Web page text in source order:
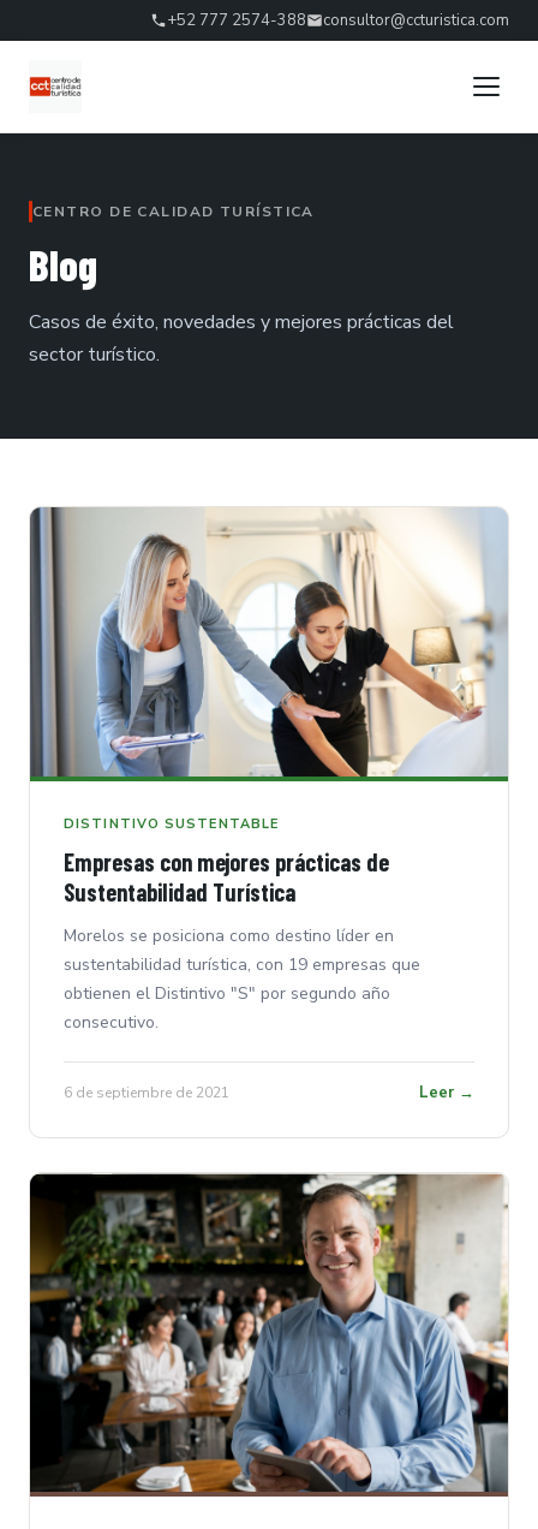
+52 777 2574-388 consultor@ccturistica.com
CENTRO DE CALIDAD TURÍSTICA
Blog
Casos de éxito, novedades y mejores prácticas del
sector turístico.
DISTINTIVO SUSTENTABLE
Empresas con mejores prácticas de
Sustentabilidad Turística
Morelos se posiciona como destino líder en
sustentabilidad turística, con 19 empresas que
obtienen el Distintivo "S" por segundo año
consecutivo.
6 de septiembre de 2021 Leer →